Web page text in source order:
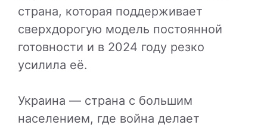
страна, которая поддерживает
сверхдорогую модель постоянной
готовности и в 2024 году резко
усилила её.
Украина — страна с большим
населением, где война делает